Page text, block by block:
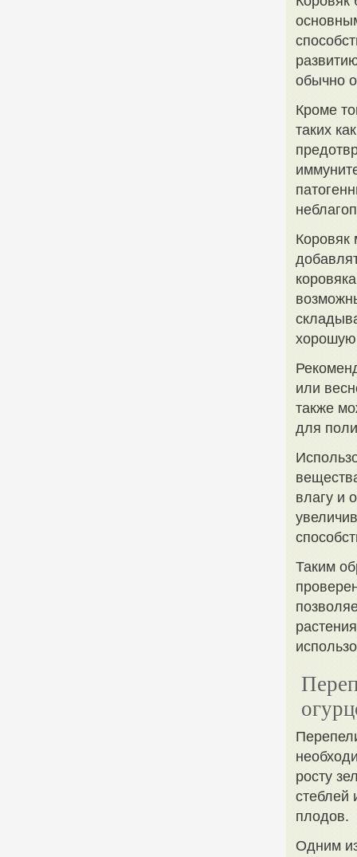
обычно
Кроме
таких
Коровяк
или
также
для
влагу и
Таким
росту
стеблей
плодов.
Одним